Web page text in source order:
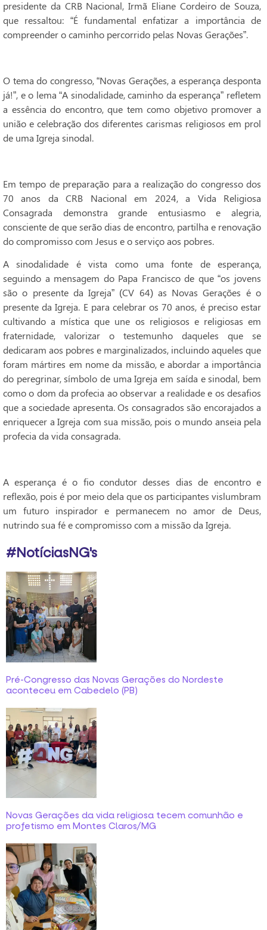
presidente da CRB Nacional, Irmã Eliane Cordeiro de Souza,
que ressaltou: “É fundamental enfatizar a importância de
compreender o caminho percorrido pelas Novas Gerações”.
O tema do congresso, “Novas Gerações, a esperança desponta
já!”, e o lema “A sinodalidade, caminho da esperança” refletem
a essência do encontro, que tem como objetivo promover a
união e celebração dos diferentes carismas religiosos em prol
de uma Igreja sinodal.
Em tempo de preparação para a realização do congresso dos
70 anos da CRB Nacional em 2024, a Vida Religiosa
Consagrada demonstra grande entusiasmo e alegria,
consciente de que serão dias de encontro, partilha e renovação
do compromisso com Jesus e o serviço aos pobres.
A sinodalidade é vista como uma fonte de esperança,
seguindo a mensagem do Papa Francisco de que “os jovens
são o presente da Igreja” (CV 64) as Novas Gerações é o
presente da Igreja. E para celebrar os 70 anos, é preciso estar
cultivando a mística que une os religiosos e religiosas em
fraternidade, valorizar o testemunho daqueles que se
dedicaram aos pobres e marginalizados, incluindo aqueles que
foram mártires em nome da missão, e abordar a importância
do peregrinar, símbolo de uma Igreja em saída e sinodal, bem
como o dom da profecia ao observar a realidade e os desafios
que a sociedade apresenta. Os consagrados são encorajados a
enriquecer a Igreja com sua missão, pois o mundo anseia pela
profecia da vida consagrada.
A esperança é o fio condutor desses dias de encontro e
reflexão, pois é por meio dela que os participantes vislumbram
um futuro inspirador e permanecem no amor de Deus,
nutrindo sua fé e compromisso com a missão da Igreja.
#NotíciasNG's
Pré-Congresso das Novas Gerações do Nordeste
aconteceu em Cabedelo (PB)
Novas Gerações da vida religiosa tecem comunhão e
profetismo em Montes Claros/MG